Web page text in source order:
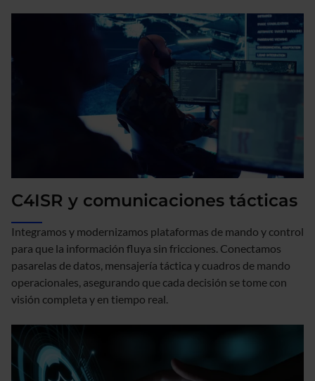
C4ISR y comunicaciones tácticas
Integramos y modernizamos plataformas de mando y control
para que la información fluya sin fricciones. Conectamos
pasarelas de datos, mensajería táctica y cuadros de mando
operacionales, asegurando que cada decisión se tome con
visión completa y en tiempo real.